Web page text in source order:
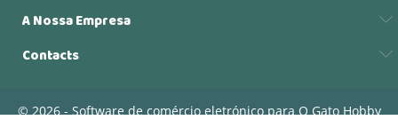
A Nossa Empresa
Contacts
© 2026 - Software de comércio eletrónico para O Gato Hobby